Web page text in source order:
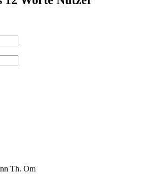
Th. Om